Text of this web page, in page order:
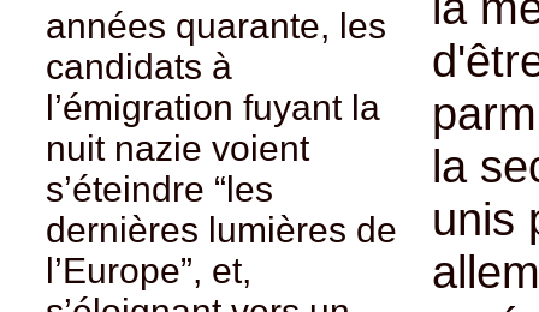
années quarante, les
candidats à
l’émigration fuyant la
nuit nazie voient
s’éteindre “les
dernières lumières de
l’Europe”, et,
la
unis